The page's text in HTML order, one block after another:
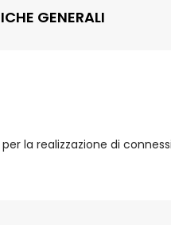
GENERALI
la realizzazione di